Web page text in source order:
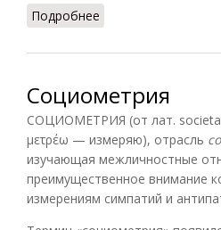
Подробнее
Социометрия
СОЦИОМЕТРИЯ (от лат.
μετρέω — измеряю), отрасль
изучающая межличностные
преимущественное внимание
измерениям симпатий и